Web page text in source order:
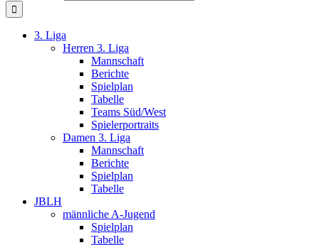
3. Liga
Herren 3. Liga
Mannschaft
Berichte
Spielplan
Tabelle
Teams Süd/West
Spielerportraits
Damen 3. Liga
Mannschaft
Berichte
Spielplan
Tabelle
JBLH
männliche A-Jugend
Spielplan
Tabelle